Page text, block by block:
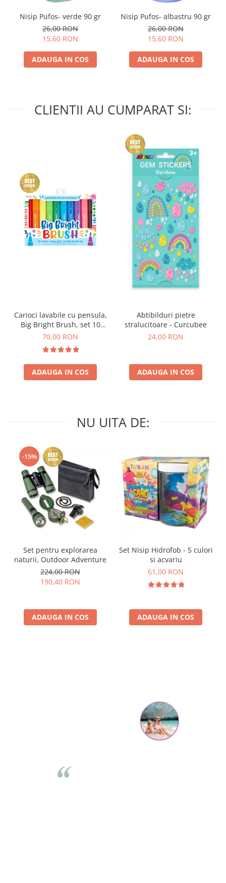
Nisip Pufos- verde 90 gr
26,00 RON
15,60 RON
ADAUGA IN COS
Nisip Pufos- albastru 90 gr
26,00 RON
15,60 RON
ADAUGA IN COS
CLIENTII AU CUMPARAT SI:
Carioci lavabile cu pensula,
Big Bright Brush, set 10
culori
70,00 RON
ADAUGA IN COS
Abtibilduri pietre
stralucitoare - Curcubee
24,00 RON
ADAUGA IN COS
NU UITA DE:
-15%
Set pentru explorarea
naturii, Outdoor Adventure
224,00 RON
190,40 RON
ADAUGA IN COS
Set Nisip Hidrofob - 5 culori
si acvariu
61,00 RON
ADAUGA IN COS